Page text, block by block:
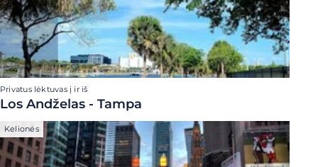
Privatus lėktuvas į ir iš
Los Andželas - Tampa
Kelionės